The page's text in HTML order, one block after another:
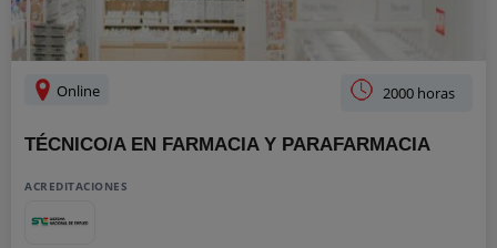
Online 2000 horas
TÉCNICO/A EN FARMACIA Y PARAFARMACIA
ACREDITACIONES